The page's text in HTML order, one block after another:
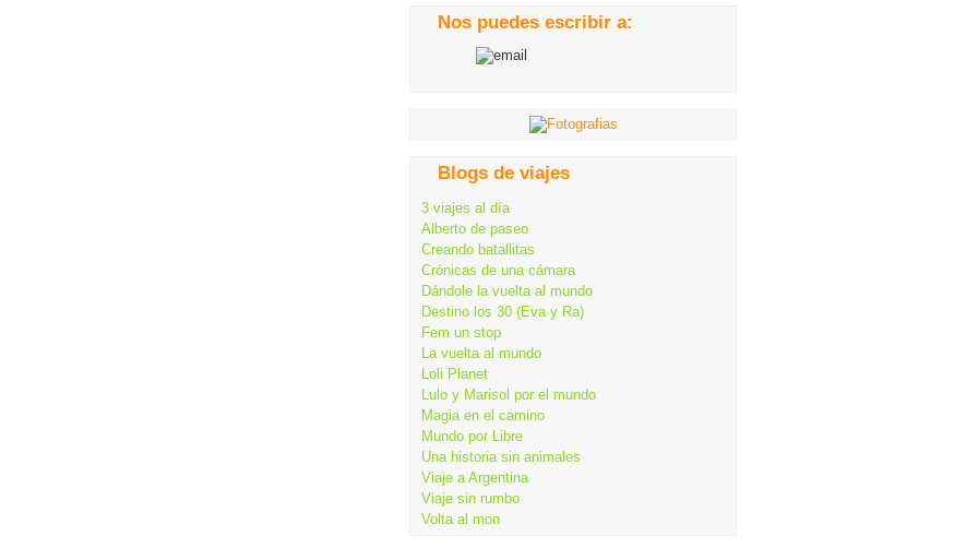
Nos puedes escribir a:
Blogs de viajes
3 viajes al día
Alberto de paseo
Creando batallitas
Crónicas de una cámara
Dándole la vuelta al mundo
Destino los 30 (Eva y Ra)
Fem un stop
La vuelta al mundo
Loli Planet
Lulo y Marisol por el mundo
Magia en el camino
Mundo por Libre
Una historia sin animales
Viaje a Argentina
Viaje sin rumbo
Volta al mon